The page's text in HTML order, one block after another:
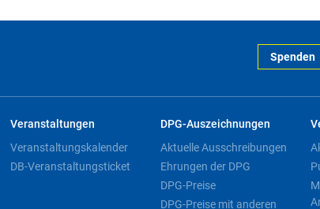
Spenden
Veranstaltungen
Veranstaltungskalender
DB-Veranstaltungsticket
DPG-Auszeichnungen
Aktuelle Ausschreibungen
Ehrungen der DPG
DPG-Preise
DPG-Preise mit anderen